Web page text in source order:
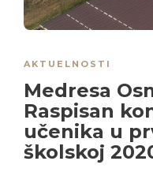
AKTUELNOSTI
Medresa
Raspisan
učenika u
školskoj